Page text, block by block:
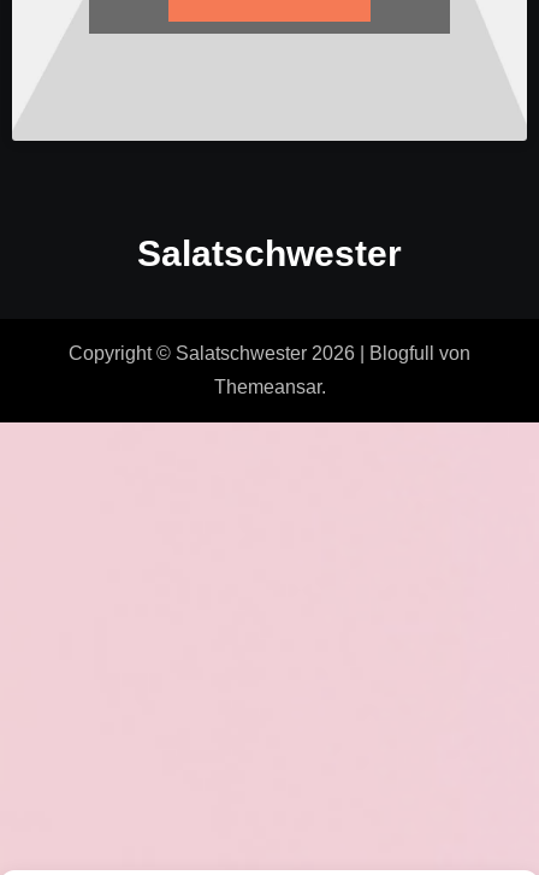
Salatschwester
Copyright © Salatschwester 2026 Blogfull
von
Themeansar.